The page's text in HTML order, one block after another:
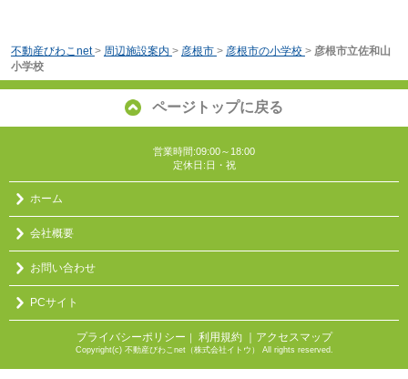
不動産びわこnet > 周辺施設案内 > 彦根市 > 彦根市の小学校 > 彦根市立佐和山
小学校
ページトップに戻る
営業時間:09:00～18:00
定休日:日・祝
ホーム
会社概要
お問い合わせ
PCサイト
プライバシーポリシー ｜ 利用規約 ｜アクセスマップ
Copyright(c) 不動産びわこnet（株式会社イトウ） All rights reserved.